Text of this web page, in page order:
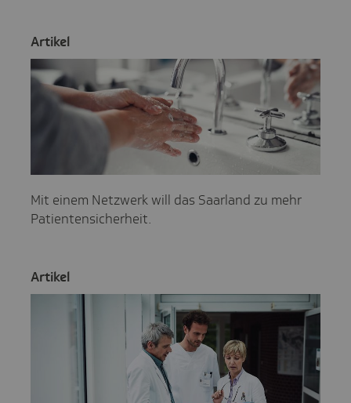
Artikel
Mit einem Netzwerk will das Saarland zu mehr
Patientensicherheit.
Artikel